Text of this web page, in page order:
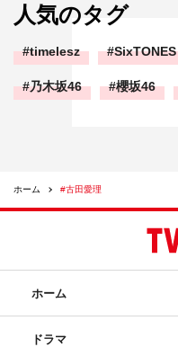
人気のタグ
timelesz SixTONES
乃木坂46 櫻坂46
ホーム #古田愛理
ホーム
ドラマ